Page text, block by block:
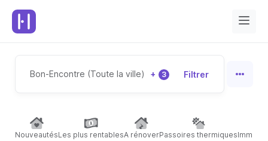
Bon-Encontre (Toute la ville) + 3 Filtrer
NouveautésLes plus rentablesA rénoverPassoires thermiques